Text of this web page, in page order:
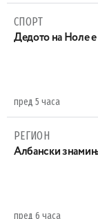
СПОРТ
Дедото на Ноле е
пред 5 часа
РЕГИОН
Aлбански
пред 6 часа